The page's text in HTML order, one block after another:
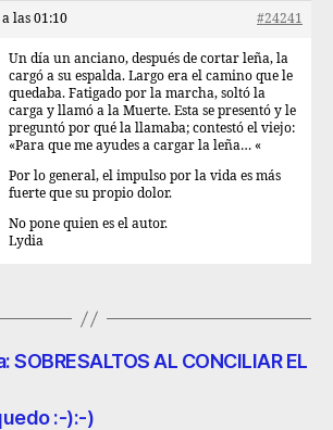
las 01:10
#24241
Un día un anciano, después de cortar leña, la
cargó a su espalda. Largo era el camino que le
quedaba. Fatigado por la marcha, soltó la
carga y llamó a la Muerte. Esta se presentó y le
preguntó por qué la llamaba; contestó el viejo:
«Para que me ayudes a cargar la leña… «
Por lo general, el impulso por la vida es más
fuerte que su propio dolor.
No pone quien es el autor.
Lydia
SOBRESALTOS AL CONCILIAR EL
:-):-)